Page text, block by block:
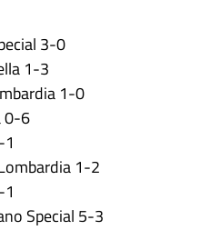
3-0
1-3
1-0
0-6
1-2
Special 5-3